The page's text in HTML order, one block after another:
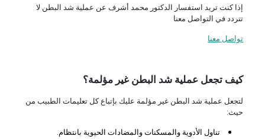
إذا كنت تريد استفسار الدكتور محمد أشرف عن عملية شد البطن لا
تتردد في التواصل معنا
تواصل معنا
كيف تجعل عملية شد البطن غير مؤلمة؟
لتجعل عملية شد البطن غير مؤلمة عليك بإتباع كل تعليمات الطبيب من
حيث:
تناول الأدوية والمسكنات والمضادات الحيوية بانتظام.